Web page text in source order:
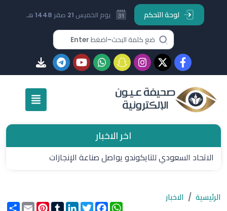
لوحة التحكم يوم الخميس 21 صفر 1448 هـ
اخر الاخبار
الاتحاد السعودي للتايكوندو يواصل صناعة الإنجازات
الرئيسية الاخبار
انشرEmail
PinterestTumblrLinkedInTwitter
Facebook
WhatsApp